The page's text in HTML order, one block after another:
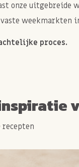
onze uitgebreide
weekmarkten
proces.